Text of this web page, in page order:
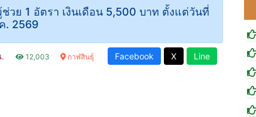
วย 1 อัตรา เงินเดือน 5,500 บาท ตั้งแต่วันที่
. 2569
12,003 กาฬสินธุ์ Facebook X Line